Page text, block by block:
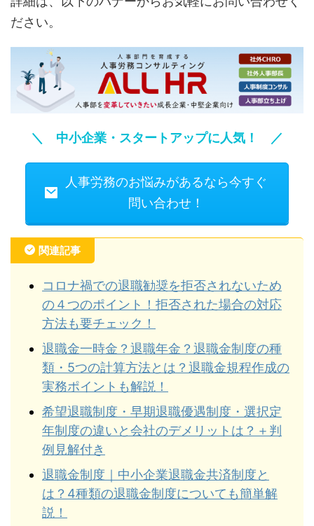
ださい。
＼ 中小企業・スタートアップに人気！ ／
人事労務のお悩みがあるなら今すぐ
問い合わせ！
関連記事
コロナ禍での退職勧奨を拒否されないため
の４つのポイント！拒否された場合の対応
方法も要チェック！
退職金一時金？退職年金？退職金制度の種
類・5つの計算方法とは？退職金規程作成の
実務ポイントも解説！
希望退職制度・早期退職優遇制度・選択定
年制度の違いと会社のデメリットは？＋判
例見解付き
退職金制度｜中小企業退職金共済制度と
は？4種類の退職金制度についても簡単解
説！